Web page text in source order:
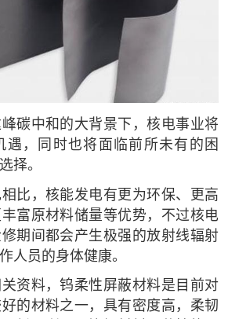
碳中和的大背景下，核电事业将
遇，同时也将面临前所未有的困
择。
比，核能发电有更为环保、更高
富原材料储量等优势，不过核电
期间都会产生极强的放射线辐射
人员的身体健康。
资料，钨柔性屏蔽材料是目前对
的材料之一，具有密度高，柔韧